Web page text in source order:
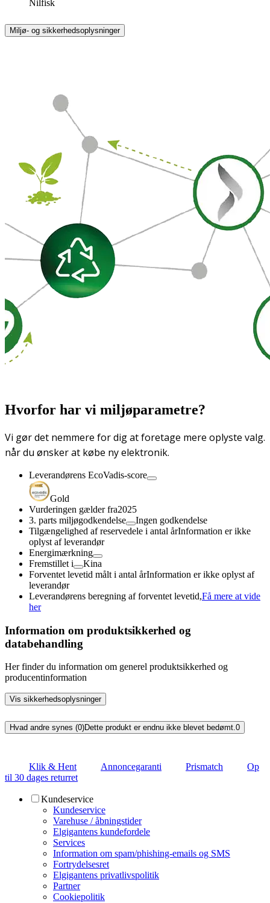
Nilfisk
Miljø- og sikkerhedsoplysninger
Hvorfor har vi miljøparametre?
Vi gør det nemmere for dig at foretage mere oplyste valg.
når du ønsker at købe ny elektronik.
Leverandørens EcoVadis-score
Gold
Vurderingen gælder fra2025
3. parts miljøgodkendelse
Ingen godkendelse
Tilgængelighed af reservedele i antal årInformation er ikke
oplyst af leverandør
Energimærkning
Fremstillet i
Kina
Forventet levetid målt i antal årInformation er ikke oplyst af
leverandør
Leverandørens beregning af forventet levetid,Få mere at vide
her
Information om produktsikkerhed og
databehandling
Her finder du information om generel produktsikkerhed og
producentinformation
Vis sikkerhedsoplysninger
Hvad andre synes (0)Dette produkt er endnu ikke blevet bedømt.0
Klik & Hent Annoncegaranti Prismatch
Op
til 30 dages returret
Kundeservice
Kundeservice
Varehuse / åbningstider
Elgigantens kundefordele
Services
Information om spam/phishing-emails og SMS
Fortrydelsesret
Elgigantens privatlivspolitik
Partner
Cookiepolitik